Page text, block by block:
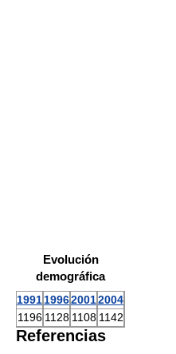
Evolución
demográfica
1991199620012004
1196 1128 1108 1142
Referencias